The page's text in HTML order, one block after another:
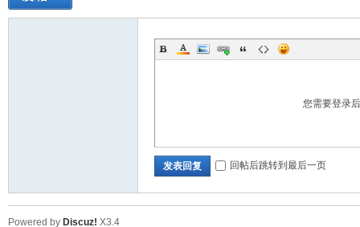
您需要登录
发表回复 回帖后跳转到最后一页
Powered by Discuz! X3.4